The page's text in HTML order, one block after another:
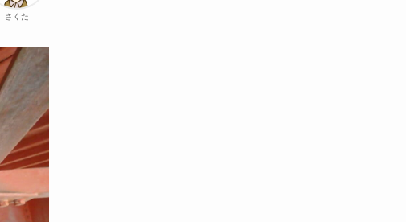
さくた